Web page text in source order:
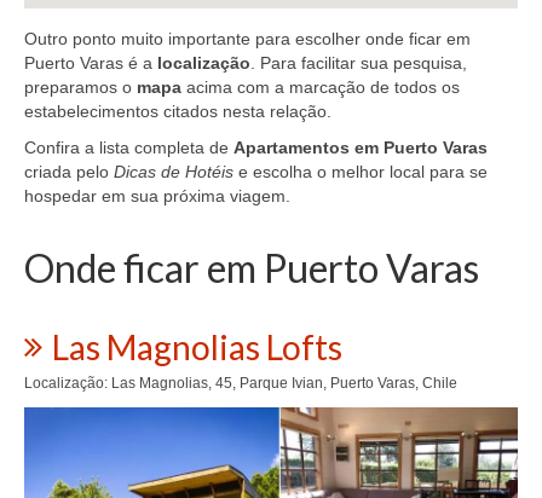
Outro ponto muito importante para escolher onde ficar em
Puerto Varas é a localização. Para facilitar sua pesquisa,
preparamos o mapa acima com a marcação de todos os
estabelecimentos citados nesta relação.
Confira a lista completa de Apartamentos em Puerto Varas
criada pelo Dicas de Hotéis e escolha o melhor local para se
hospedar em sua próxima viagem.
Onde ficar em Puerto Varas
Las Magnolias Lofts
Localização: Las Magnolias, 45, Parque Ivian, Puerto Varas, Chile